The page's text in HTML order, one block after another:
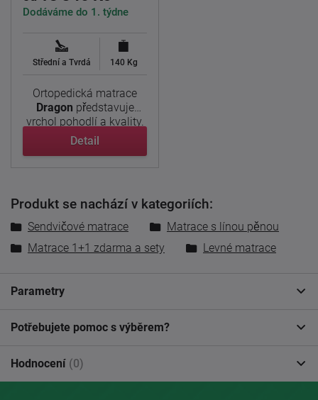
Dodáváme do 1. týdne
Střední a Tvrdá 140 Kg
Ortopedická matrace
Dragon představuje
vrchol pohodlí a kvality.
Díky ...
Detail
Produkt se nachází v kategoriích:
Sendvičové matrace
Matrace s línou pěnou
Matrace 1+1 zdarma a sety
Levné matrace
Parametry
Potřebujete pomoc s výběrem?
Hodnocení (0)